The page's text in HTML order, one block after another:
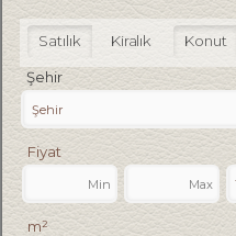
Satılık Kiralık Konut
Şehir
Fiyat
m²